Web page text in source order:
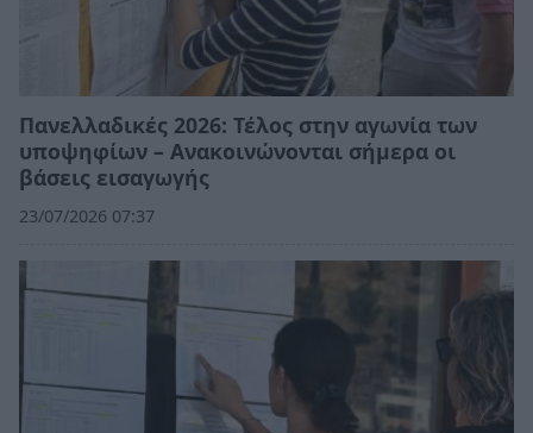
Πανελλαδικές 2026: Τέλος στην αγωνία των
υποψηφίων – Ανακοινώνονται σήμερα οι
βάσεις εισαγωγής
23/07/2026 07:37